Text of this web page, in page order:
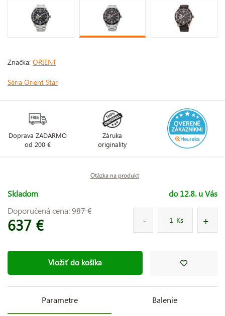
Značka: ORIENT
Séria Orient Star
Doprava ZADARMO
od 200 €
Záruka
originality
Otázka na produkt
Skladom
do 12.8. u Vás
Doporučená cena:987 €
637 € Ks
Vložiť do košíka
Parametre Balenie